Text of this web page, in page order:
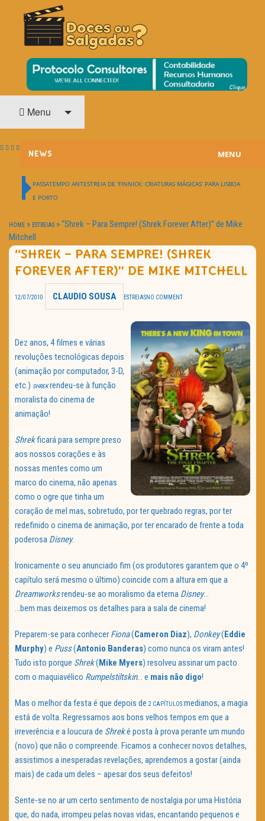
DOCES OU SALGADAS?
O Cinema? Uma Paixão!!
Menu
NEWS
HOME CINEMA
NOTA PESSOAL
TRAILER DO DIA
Política de Privacidade
MENU
PASSATEMPO ANTESTREIA DE ‘FINNICK: CRIATURAS MÁGICAS’ PARA LISBOA
E PORTO
HOME » ESTREIAS »“Shrek – Para Sempre! (Shrek Forever After)” de Mike
Mitchell
“SHREK – PARA SEMPRE! (SHREK
FOREVER AFTER)” DE MIKE MITCHELL
12/07/2010 CLAUDIO SOUSA ESTREIASNO COMMENT
Dez anos, 4 filmes e várias
revoluções tecnológicas depois
(animação por computador, 3-D,
etc.) SHREKrendeu-se à função
moralista do cinema de
animação!
Shrekficará para sempre preso
aos nossos corações e às
nossas mentes como um
marco do cinema, não apenas
como o ogre que tinha um
coração de mel mas, sobretudo, por ter quebrado regras, por ter
redefinido o cinema de animação, por ter encarado de frente a toda
poderosa Disney.
Ironicamente o seu anunciado fim (os produtores garantem que o 4º
capítulo será mesmo o último) coincide com a altura em que a
Dreamworksrendeu-se ao moralismo da eterna Disney…
…bem mas deixemos os detalhes para a sala de cinema!
Preparem-se para conhecer Fiona(Cameron Diaz), Donkey(Eddie
Murphy) e Puss(Antonio Banderas) como nunca os viram antes!
Tudo isto porque Shrek(Mike Myers) resolveu assinar um pacto
com o maquiavélico Rumpelstiltskin… e mais não digo!
Mas o melhor da festa é que depois de 2 CAPÍTULOS medianos, a magia
está de volta. Regressamos aos bons velhos tempos em que a
irreverência e a loucura de Shreké posta à prova perante um mundo
(novo) que não o compreende. Ficamos a conhecer novos detalhes,
assistimos a inesperadas revelações, aprendemos a gostar (ainda
mais) de cada um deles – apesar dos seus defeitos!
Sente-se no ar um certo sentimento de nostalgia por uma História
que, do nada, irrompeu pelas novas vidas, encantando pequenos e